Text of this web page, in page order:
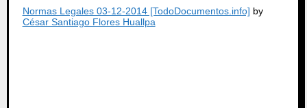
Normas Legales 03-12-2014 [TodoDocumentos.info] by
César Santiago Flores Huallpa